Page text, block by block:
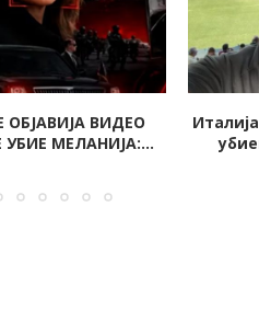
новинар брутално
му било...